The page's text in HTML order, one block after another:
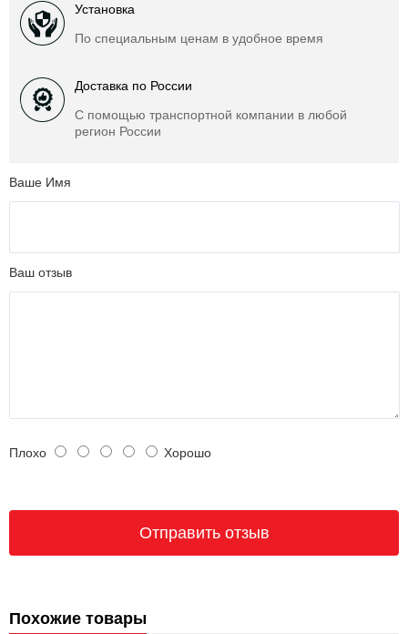
Установка
По специальным ценам в удобное время
Доставка по России
С помощью транспортной компании в любой
регион России
Ваше Имя
Ваш отзыв
Плохо Хорошо
Похожие товары